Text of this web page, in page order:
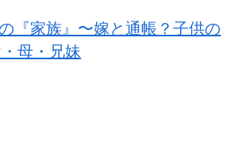
『家族』〜嫁と通帳？子供の
母・兄妹